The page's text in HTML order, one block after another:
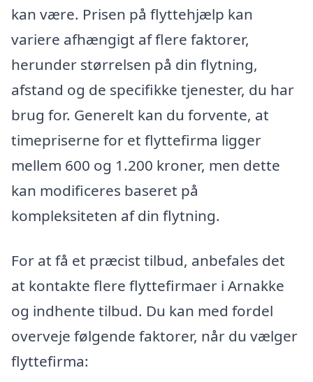
kan være. Prisen på flyttehjælp kan
variere afhængigt af flere faktorer,
herunder størrelsen på din flytning,
afstand og de specifikke tjenester, du har
brug for. Generelt kan du forvente, at
timepriserne for et flyttefirma ligger
mellem 600 og 1.200 kroner, men dette
kan modificeres baseret på
kompleksiteten af din flytning.
For at få et præcist tilbud, anbefales det
at kontakte flere flyttefirmaer i Arnakke
og indhente tilbud. Du kan med fordel
overveje følgende faktorer, når du vælger
flyttefirma: